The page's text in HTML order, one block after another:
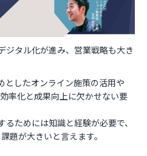
ジタル化が進み、営業戦略も大き
としたオンライン施策の活用や
率化と成果向上に欠かせない要
ためには知識と経験が必要で、
題が大きいと言えます。